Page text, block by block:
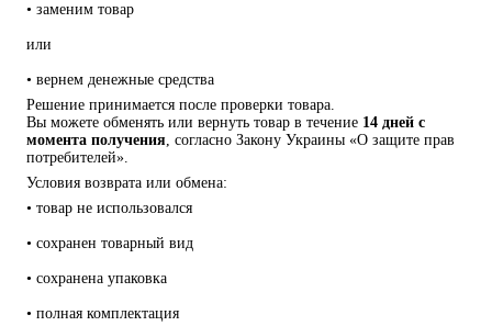
• заменим товар
или
• вернем денежные средства
Решение принимается после проверки товара.
Вы можете обменять или вернуть товар в течение 14 дней с
момента получения, согласно Закону Украины «О защите прав
потребителей».
Условия возврата или обмена:
• товар не использовался
• сохранен товарный вид
• сохранена упаковка
• полная комплектация